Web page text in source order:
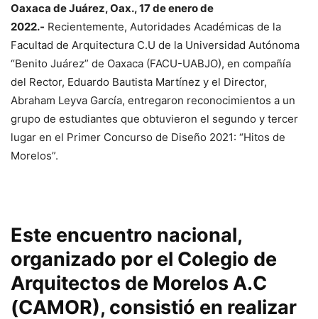
Oaxaca de Juárez, Oax., 17 de enero de
2022.- Recientemente, Autoridades Académicas de la
Facultad de Arquitectura C.U de la Universidad Autónoma
“Benito Juárez” de Oaxaca (FACU-UABJO), en compañía
del Rector, Eduardo Bautista Martínez y el Director,
Abraham Leyva García, entregaron reconocimientos a un
grupo de estudiantes que obtuvieron el segundo y tercer
lugar en el Primer Concurso de Diseño 2021: “Hitos de
Morelos”.
Este encuentro nacional,
organizado por el Colegio de
Arquitectos de Morelos A.C
(CAMOR), consistió en realizar